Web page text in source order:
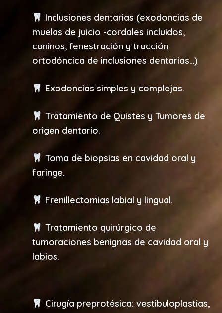
Inclusiones dentarias (exodoncias de
muelas de juicio -cordales incluidos,
caninos, fenestración y tracción
ortodóncica de inclusiones dentarias…)
Exodoncias simples y complejas.
Tratamiento de Quistes y Tumores de
origen dentario.
Toma de biopsias en cavidad oral y
faringe.
Frenillectomias labial y lingual.
Tratamiento quirúrgico de
tumoraciones benignas de cavidad oral y
labios.
Cirugía preprotésica: vestibuloplastias,